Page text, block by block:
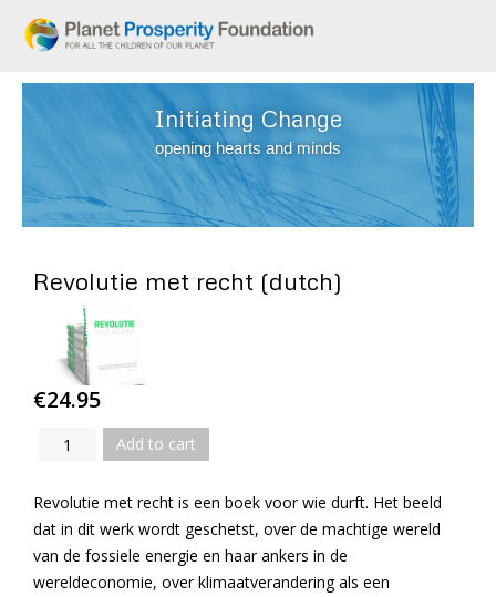
Initiating Change
opening hearts and minds
Revolutie met recht (dutch)
€24.95
Revolutie met recht is een boek voor wie durft. Het beeld
dat in dit werk wordt geschetst, over de machtige wereld
van de fossiele energie en haar ankers in de
wereldeconomie, over klimaatverandering als een